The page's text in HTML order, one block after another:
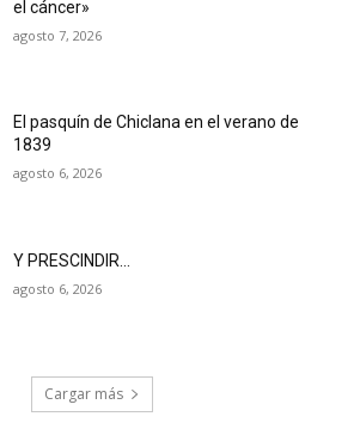
el cáncer»
agosto 7, 2026
El pasquín de Chiclana en el verano de
1839
agosto 6, 2026
Y PRESCINDIR…
agosto 6, 2026
Cargar más